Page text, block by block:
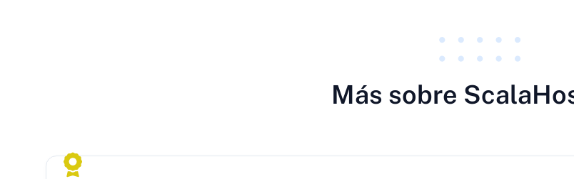
Más sobre